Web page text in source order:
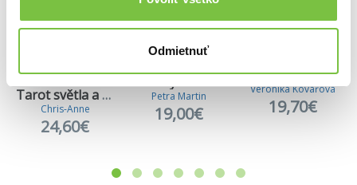
Odmietnuť
Tarot světla a stínu
Chris-Anne
24,60€
Karty emocí
Petra Martin
19,00€
Plán duše
Veronika Kovářová
19,70€